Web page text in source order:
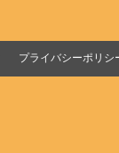
プライバシーポリシ